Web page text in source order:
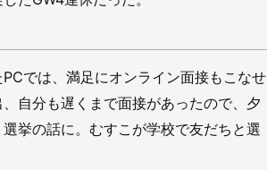
では、満足にオンライン面接もこなせ
自分も遅くまで面接があったので、夕
挙の話に。むすこが学校で友だちと選